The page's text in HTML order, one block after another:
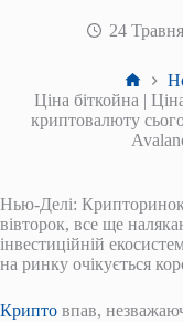
24
Ціна біткойна |
криптовалюту
Нью-Делі:
вівторок, все ще
інвестиційній
на ринку очікується
Крипто впав,